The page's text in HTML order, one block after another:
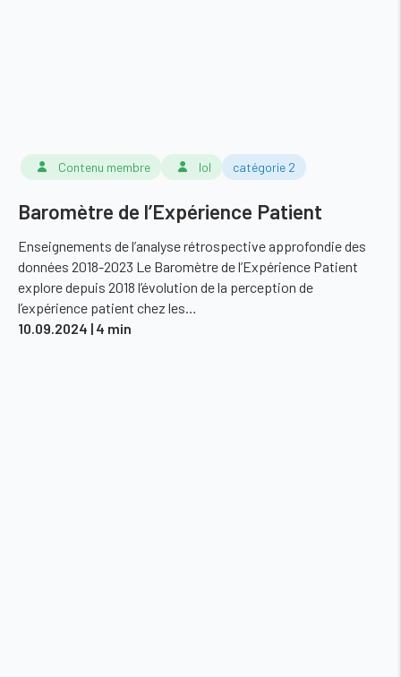
Contenu membre lol catégorie 2
Baromètre de l’Expérience Patient
Enseignements de l’analyse rétrospective approfondie des
données 2018-2023 Le Baromètre de l’Expérience Patient
explore depuis 2018 l’évolution de la perception de
l’expérience patient chez les…
10.09.2024 | 4 min